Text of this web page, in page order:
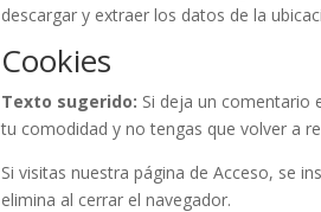
descargar y extraer los datos de la
Cookies
Texto sugerido: Si deja un comentario
tu comodidad y no tengas que volver a
Si visitas nuestra página de Acceso, se
elimina al cerrar el navegador.